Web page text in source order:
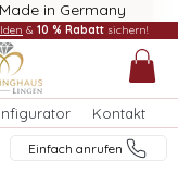
in Germany
Kontakt
Einfach anrufen
& 10 % Rabatt sichern!